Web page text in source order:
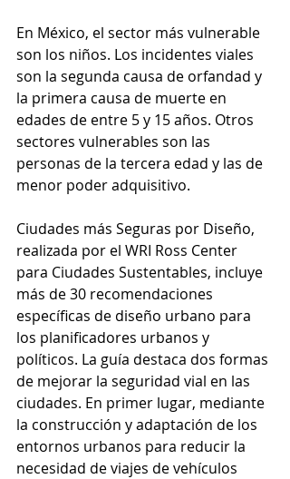
En México, el sector más vulnerable
son los niños. Los incidentes viales
son la segunda causa de orfandad y
la primera causa de muerte en
edades de entre 5 y 15 años. Otros
sectores vulnerables son las
personas de la tercera edad y las de
menor poder adquisitivo.
Ciudades más Seguras por Diseño,
realizada por el WRI Ross Center
para Ciudades Sustentables, incluye
más de 30 recomendaciones
específicas de diseño urbano para
los planificadores urbanos y
políticos. La guía destaca dos formas
de mejorar la seguridad vial en las
ciudades. En primer lugar, mediante
la construcción y adaptación de los
entornos urbanos para reducir la
necesidad de viajes de vehículos